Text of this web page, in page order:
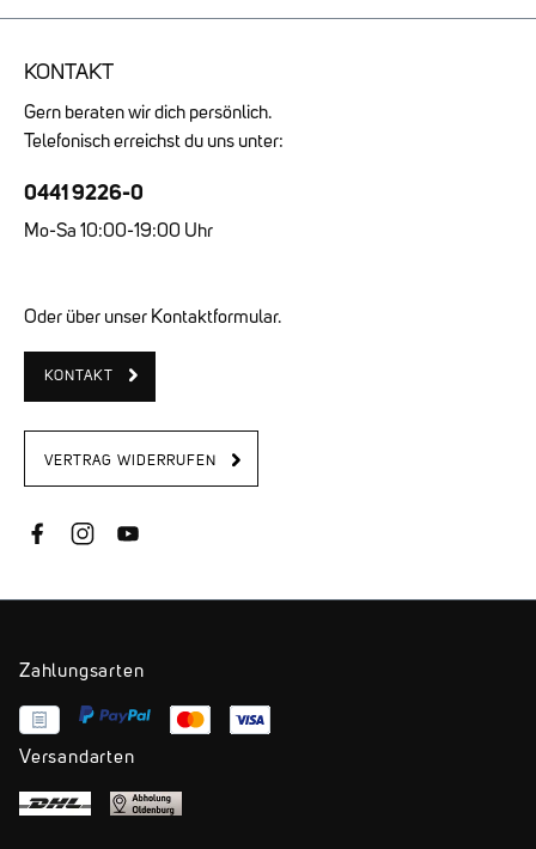
Polyester✔ Innenfüllung: Polyesterfasern,
PE-Bohnen
KONTAKT
Gern beraten wir dich persönlich.
Telefonisch erreichst du uns unter:
0441 9226-0
Mo-Sa 10:00-19:00 Uhr
Oder über unser Kontaktformular.
KONTAKT
VERTRAG WIDERRUFEN
Zahlungsarten
Versandarten